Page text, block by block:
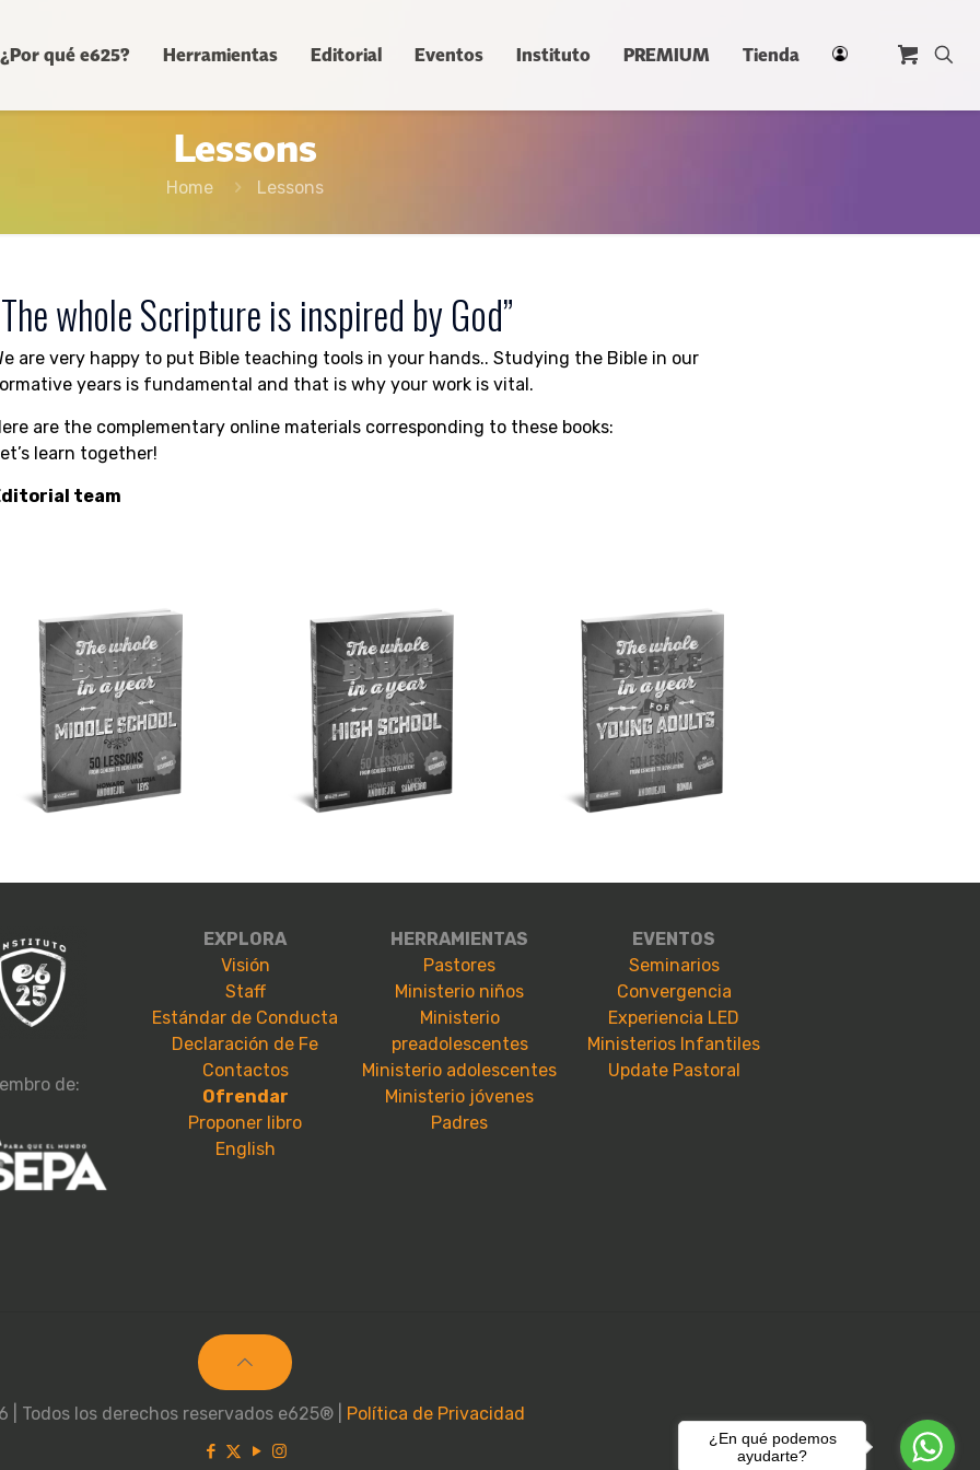
¿Por qué e625? Herramientas Editorial Eventos Instituto PREMIUM Tienda
Lessons
Home Lessons
whole Scripture is inspired by God”
are very happy to put Bible teaching tools in your hands.. Studying the Bible in our
years is fundamental and that is why your work is vital.
are the complementary online materials corresponding to these books:
learn together!
team
de:
EXPLORA
Visión
Staff
Estándar de Conducta
Declaración de Fe
Contactos
Ofrendar
Proponer libro
English
HERRAMIENTAS
Pastores
Ministerio niños
Ministerio
preadolescentes
Ministerio adolescentes
Ministerio jóvenes
Padres
EVENTOS
Seminarios
Convergencia
Experiencia LED
Ministerios Infantiles
Update Pastoral
| Todos los derechos reservados e625® | Política de Privacidad
¿En qué podemos
ayudarte?